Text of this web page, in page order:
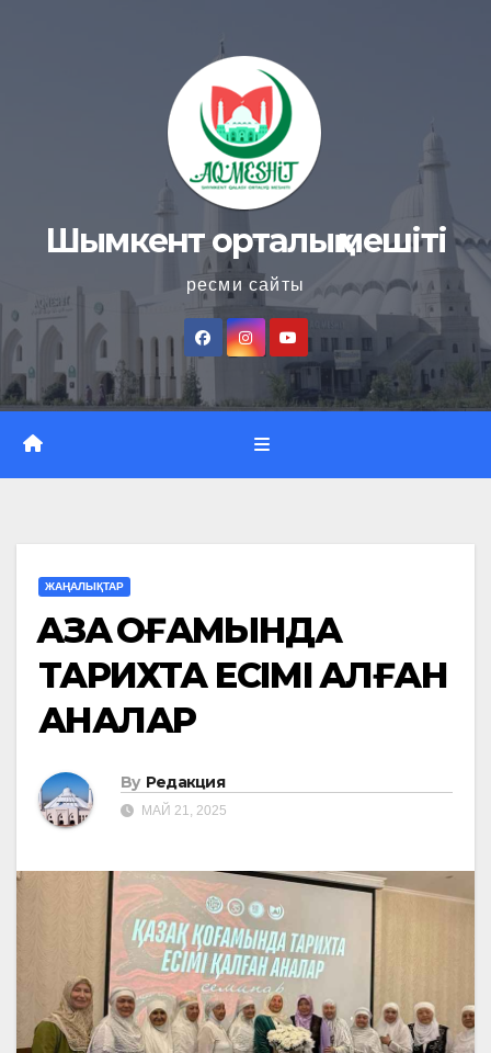
Шымкент орталық мешіті
ресми сайты
ЖАҢАЛЫҚТАР
ҚАЗАҚ ҚОҒАМЫНДА
ТАРИХТА ЕСІМІ ҚАЛҒАН
АНАЛАР
By Редакция
МАЙ 21, 2025